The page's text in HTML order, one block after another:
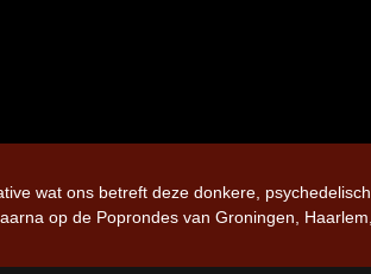
wat ons betreft deze donkere,
op de Poprondes van Groningen,